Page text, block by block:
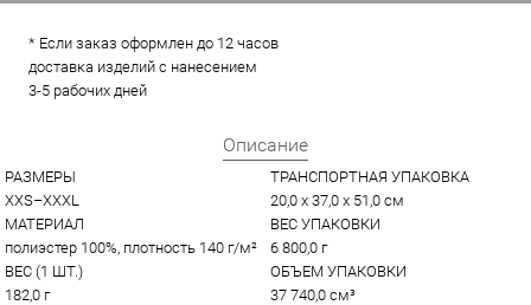
* Если заказ оформлен до 12 часов
доставка изделий с нанесением
3-5 рабочих дней
Описание
РАЗМЕРЫ
XXS–XXXL
МАТЕРИАЛ
полиэстер 100%, плотность 140 г/м²
ВЕС (1 ШТ.)
182,0 г
ТРАНСПОРТНАЯ УПАКОВКА
20,0 x 37,0 x 51,0 см
ВЕС УПАКОВКИ
6 800,0 г
ОБЪЕМ УПАКОВКИ
37 740,0 см³